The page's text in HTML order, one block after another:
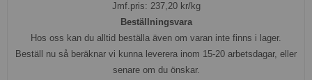
Jmf.pris: 237,20kr/kg
Beställningsvara
Hos oss kan du alltid beställa även om varan inte finns i lager.
Beställ nu så beräknar vi kunna leverera inom 15-20 arbetsdagar, eller
senare om du önskar.